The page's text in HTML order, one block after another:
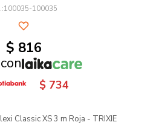
100035-100035
$ 816
con
$ 734
Classic XS 3 m Roja - TRIXIE